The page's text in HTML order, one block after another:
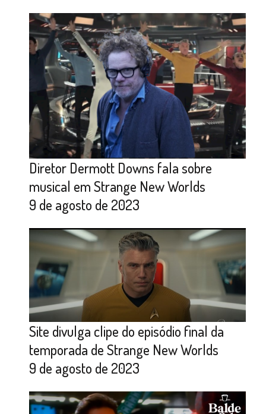
Diretor Dermott Downs fala sobre
musical em Strange New Worlds
9 de agosto de 2023
Site divulga clipe do episódio final da
temporada de Strange New Worlds
9 de agosto de 2023